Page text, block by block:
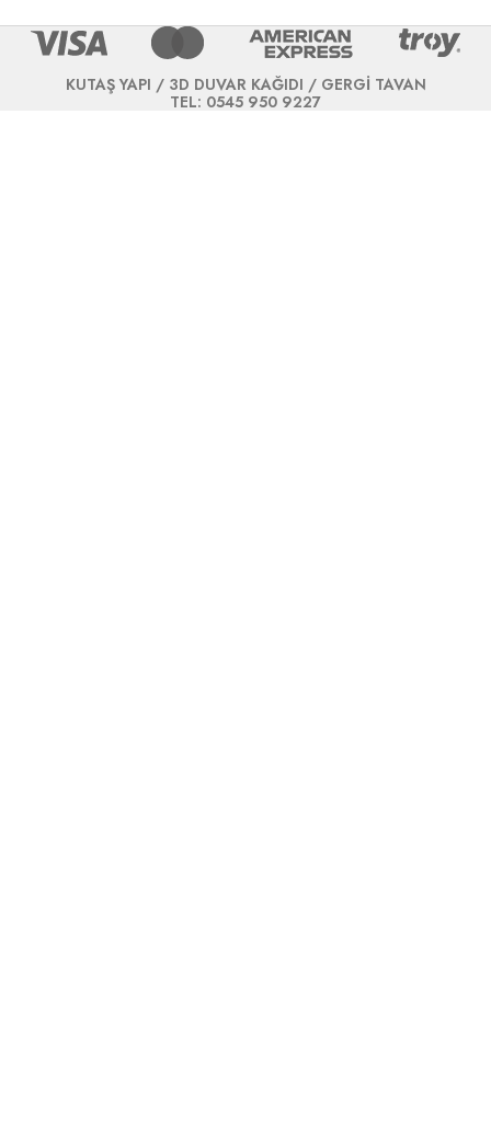
KUTAŞ YAPI / 3D DUVAR KAĞIDI / GERGİ TAVAN
TEL: 0545 950 9227